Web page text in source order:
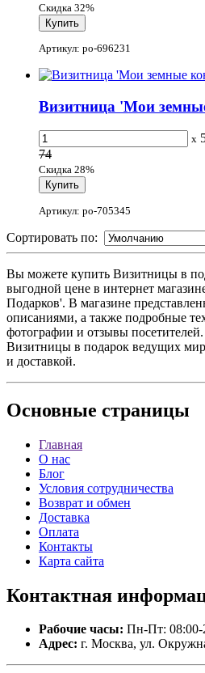
Скидка 32%
Артикул: po-696231
Визитница 'Мои
x
74
Скидка 28%
Артикул: po-705345
Сортировать по:
Вы можете купить Визитницы в
выгодной цене в интернет
Подарков'. В магазине
описаниями, а также подробные
фотографии и отзывы
Визитницы в подарок ведущих
и доставкой.
Основные страницы
Главная
О нас
Блог
Условия сотрудничества
Возврат и обмен
Доставка
Оплата
Контакты
Карта сайта
Контактная
Рабочие часы: Пн-Пт: 08:00-
Адрес: г. Москва, ул.